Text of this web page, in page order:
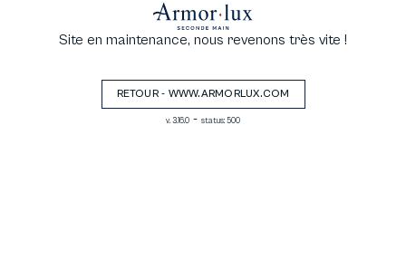
Site en maintenance, nous revenons très vite !
RETOUR - WWW.ARMORLUX.COM
v. 3.16.0 - status: 500